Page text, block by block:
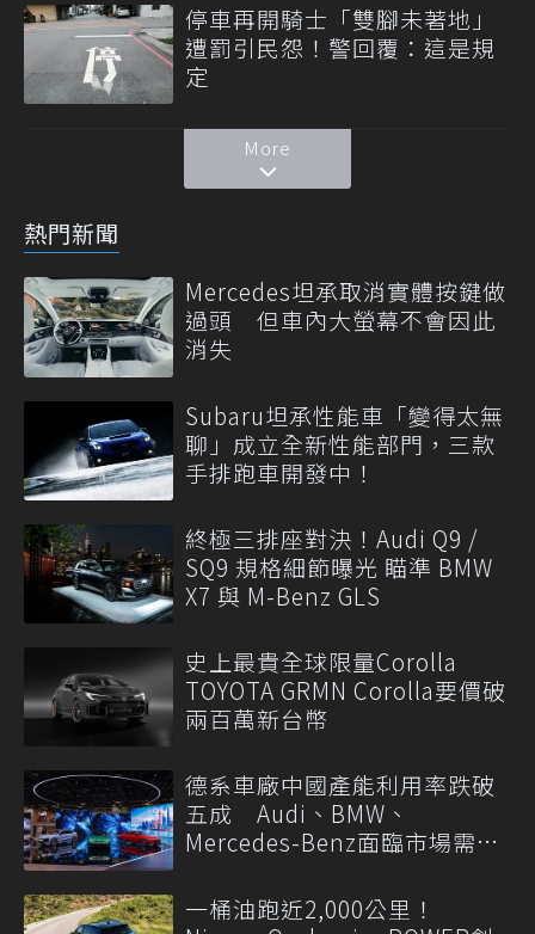
停車再開騎士「雙腳未著地」
遭罰引民怨！警回覆：這是規
定
More
熱門新聞
Mercedes坦承取消實體按鍵做
過頭 但車內大螢幕不會因此
消失
Subaru坦承性能車「變得太無
聊」成立全新性能部門，三款
手排跑車開發中！
終極三排座對決！Audi Q9 /
SQ9 規格細節曝光 瞄準 BMW
X7 與 M-Benz GLS
史上最貴全球限量Corolla
TOYOTA GRMN Corolla要價破
兩百萬新台幣
德系車廠中國產能利用率跌破
五成 Audi、BMW、
Mercedes-Benz面臨市場需求
一桶油跑近2,000公里！